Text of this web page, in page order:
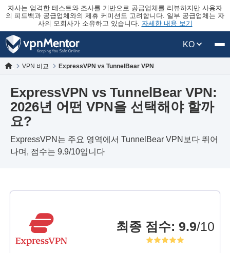
자사는 엄격한 테스트와 조사를 기반으로 공급업체를 리뷰하지만 사용자
의 피드백과 공급업체와의 제휴 커미션도 고려합니다. 일부 공급업체는 자
사의 모회사가 소유하고 있습니다. 자세한 내용 보기
KO
VPN 비교 ExpressVPN vs TunnelBear VPN
ExpressVPN vs TunnelBear VPN:
2026년 어떤 VPN을 선택해야 할까
요?
ExpressVPN는 주요 영역에서 TunnelBear VPN보다 뛰어
나며, 점수는 9.9/10입니다
최종 점수: 9.9/10